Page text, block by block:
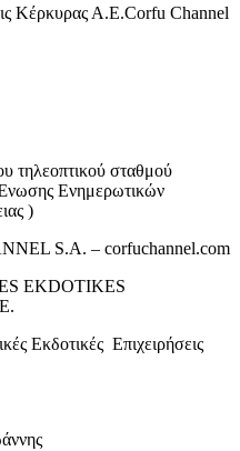
Κέρκυρας Α.Ε.Corfu Channel
τηλεοπτικού σταθμού
Ενημερωτικών
)
S.A. – corfuchannel.com
EKDOTIKES
Εκδοτικές Επιχειρήσεις